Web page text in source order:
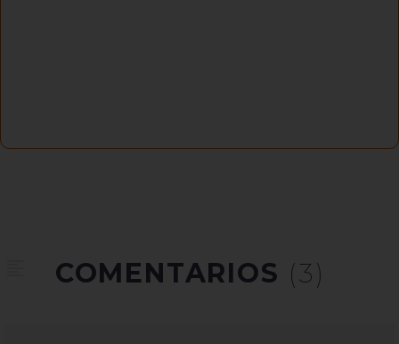
COMENTARIOS (3)